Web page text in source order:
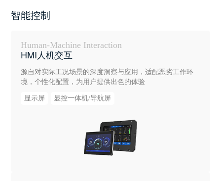
智能控制
Human-Machine Interaction
HMI人机交互
源自对实际工况场景的深度洞察与应用，适配恶劣工作环
境，个性化配置，为用户提供出色的体验
显示屏 显控一体机/导航屏